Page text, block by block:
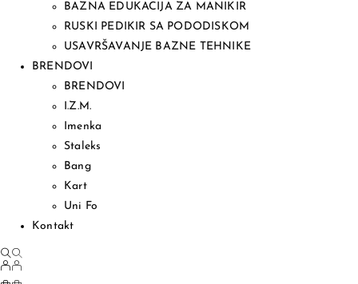
BAZNA EDUKACIJA ZA MANIKIR
RUSKI PEDIKIR SA PODODISKOM
USAVRŠAVANJE BAZNE TEHNIKE
BRENDOVI
BRENDOVI
I.Z.M.
Imenka
Staleks
Bang
Kart
Uni Fo
Kontakt